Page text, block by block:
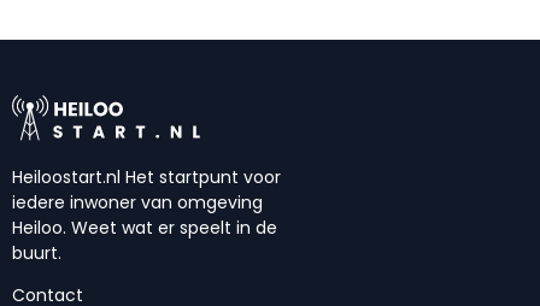
Heiloostart.nl Het startpunt voor
iedere inwoner van omgeving
Heiloo. Weet wat er speelt in de
buurt.
Contact